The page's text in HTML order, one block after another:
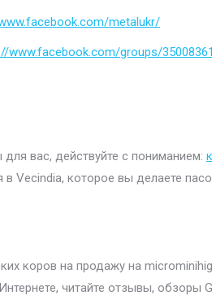
metalukr/
www.facebook.com/groups/
вас, действуйте с пониманием:
Vecindia, которое вы делаете
коров на продажу на
читайте отзывы, обзоры